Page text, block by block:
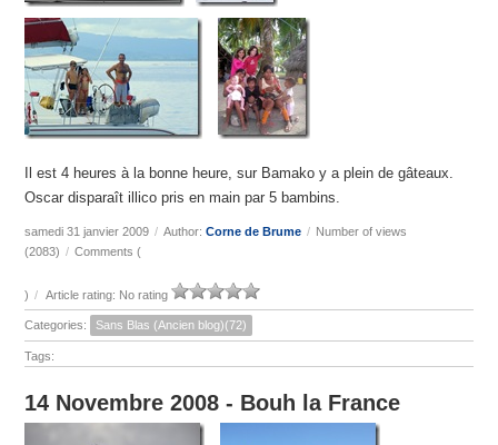
Il est 4 heures à la bonne heure, sur Bamako y a plein de gâteaux.
Oscar disparaît illico pris en main par 5 bambins.
samedi 31 janvier 2009 / Author:Corne de Brume / Number of views
(2083) / Comments (
) / Article rating: No rating
Categories: Sans Blas (Ancien blog)(72)
Tags:
14 Novembre 2008 - Bouh la France